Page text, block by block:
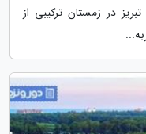
در زمستان ترکیبی از